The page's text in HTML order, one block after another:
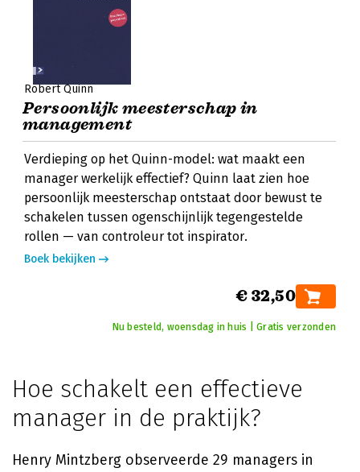
Robert Quinn
Persoonlijk meesterschap in
management
Verdieping op het Quinn-model: wat maakt een
manager werkelijk effectief? Quinn laat zien hoe
persoonlijk meesterschap ontstaat door bewust te
schakelen tussen ogenschijnlijk tegengestelde
rollen — van controleur tot inspirator.
Boek bekijken
€ 32,50
Nu besteld, woensdag in huis | Gratis verzonden
Hoe schakelt een effectieve
manager in de praktijk?
Henry Mintzberg observeerde 29 managers in